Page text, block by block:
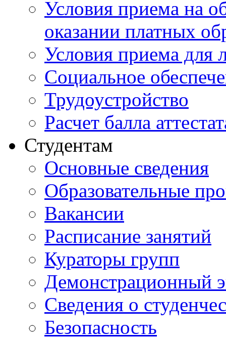
Условия приема на
оказании платных
Условия приема для
Социальное
Трудоустройство
Расчет балла
Студентам
Основные сведения
Образовательные
Вакансии
Расписание занятий
Кураторы групп
Демонстрационный
Сведения о
Безопасность